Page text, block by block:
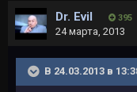
Dr. Evil 395
24 марта, 2013
В 24.03.2013 в